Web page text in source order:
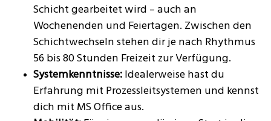
Schicht gearbeitet wird – auch an
Wochenenden und Feiertagen. Zwischen den
Schichtwechseln stehen dir je nach Rhythmus
56 bis 80 Stunden Freizeit zur Verfügung.
Systemkenntnisse: Idealerweise hast du
Erfahrung mit Prozessleitsystemen und kennst
dich mit MS Office aus.